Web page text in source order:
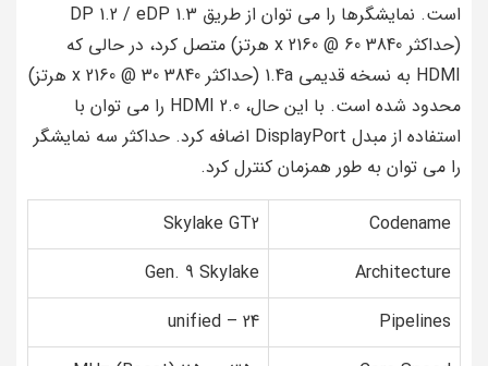
است. نمایشگرها را می توان از طریق DP 1.2 / eDP 1.3
(حداکثر 3840 x 2160 @ 60 هرتز) متصل کرد، در حالی که
HDMI به نسخه قدیمی 1.4a (حداکثر 3840 x 2160 @ 30 هرتز)
محدود شده است. با این حال، HDMI 2.0 را می توان با
استفاده از مبدل DisplayPort اضافه کرد. حداکثر سه نمایشگر
را می توان به طور همزمان کنترل کرد.
Codename
Skylake GT2
Architecture
Gen. 9 Skylake
Pipelines
24 – unified